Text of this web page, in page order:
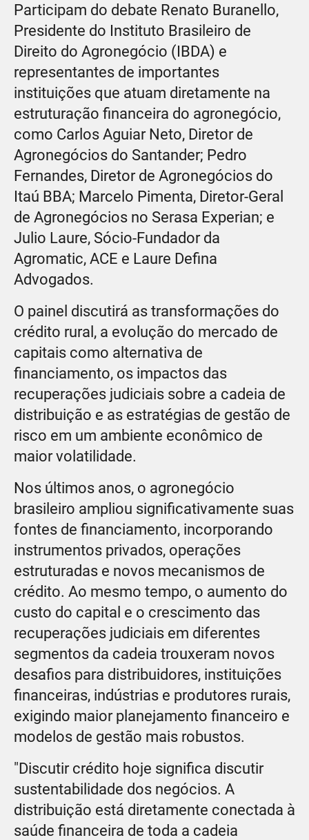
Participam do debate Renato Buranello,
Presidente do Instituto Brasileiro de
Direito do Agronegócio (IBDA) e
representantes de importantes
instituições que atuam diretamente na
estruturação financeira do agronegócio,
como Carlos Aguiar Neto, Diretor de
Agronegócios do Santander; Pedro
Fernandes, Diretor de Agronegócios do
Itaú BBA; Marcelo Pimenta, Diretor-Geral
de Agronegócios no Serasa Experian; e
Julio Laure, Sócio-Fundador da
Agromatic, ACE e Laure Defina
Advogados.
O painel discutirá as transformações do
crédito rural, a evolução do mercado de
capitais como alternativa de
financiamento, os impactos das
recuperações judiciais sobre a cadeia de
distribuição e as estratégias de gestão de
risco em um ambiente econômico de
maior volatilidade.
Nos últimos anos, o agronegócio
brasileiro ampliou significativamente suas
fontes de financiamento, incorporando
instrumentos privados, operações
estruturadas e novos mecanismos de
crédito. Ao mesmo tempo, o aumento do
custo do capital e o crescimento das
recuperações judiciais em diferentes
segmentos da cadeia trouxeram novos
desafios para distribuidores, instituições
financeiras, indústrias e produtores rurais,
exigindo maior planejamento financeiro e
modelos de gestão mais robustos.
"Discutir crédito hoje significa discutir
sustentabilidade dos negócios. A
distribuição está diretamente conectada à
saúde financeira de toda a cadeia